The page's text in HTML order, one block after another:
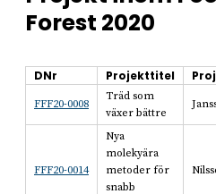
Forest 2020
DNr Projekttitel
FFF20-0008
Träd som
växer bättre
FFF20-0014
Nya
molekyära
metoder för
snabb